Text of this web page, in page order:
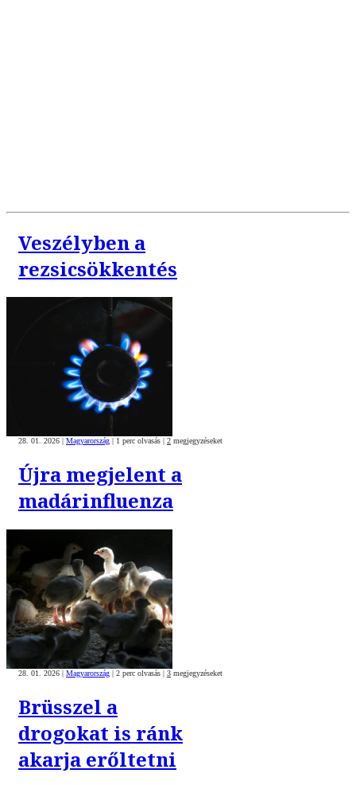
Veszélyben a
rezsicsökkentés
28. 01. 2026 Magyarország 1 perc olvasás 2 megjegyzéseket
Újra megjelent a
madárinfluenza
28. 01. 2026 | Magyarország | 2 perc olvasás | 3 megjegyzéseket
Brüsszel a
drogokat is ránk
akarja erőltetni